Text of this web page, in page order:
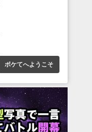
ボケてへようこそ